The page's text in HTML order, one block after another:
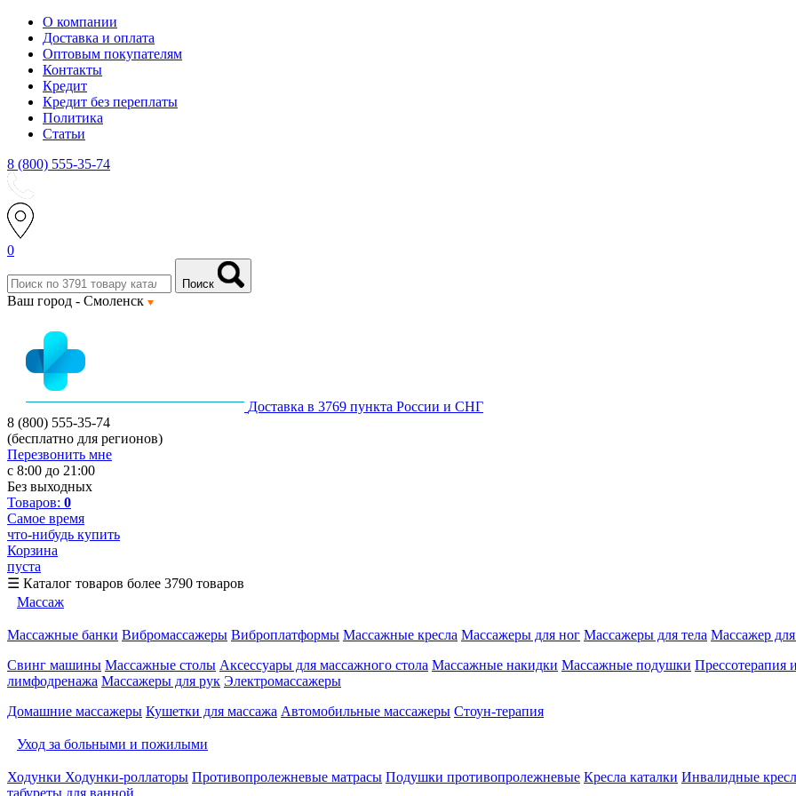
О компании
Доставка и оплата
Оптовым покупателям
Контакты
Кредит
Кредит без переплаты
Политика
Статьи
8 (800) 555-35-74
0
Поиск
Ваш город - Смоленск
Доставка в 3769 пункта России и СНГ
8 (800) 555-35-74
(бесплатно для регионов)
Перезвонить мне
с 8:00 до 21:00
Без выходных
Товаров: 0
Самое время
что-нибудь купить
Корзина
пуста
☰ Каталог товаров более 3790 товаров
Массаж
Массажные банки Вибромассажеры Виброплатформы Массажные кресла Массажеры для ног Массажеры для тела Массажер
Свинг машины Массажные столы Аксессуары для массажного стола Массажные накидки Массажные подушки Прессотерапия
лимфодренажа Массажеры для рук Электромассажеры
Домашние массажеры Кушетки для массажа Автомобильные массажеры Стоун-терапия
Уход за больными и пожилыми
Ходунки Ходунки-роллаторы Противопролежневые матрасы Подушки противопролежневые Кресла каталки Инвалидные
табуреты для ванной